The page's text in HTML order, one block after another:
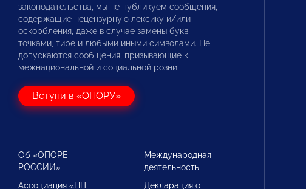
законодательства, мы не публикуем сообщения,
содержащие нецензурную лексику и/или
оскорбления, даже в случае замены букв
точками, тире и любыми иными символами. Не
допускаются сообщения, призывающие к
межнациональной и социальной розни.
Вступи в «ОПОРУ»
Об «ОПОРЕ
РОССИИ»
Ассоциация «НП
Международная
деятельность
Декларация о